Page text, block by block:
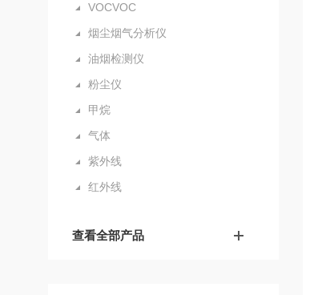
VOCVOC
烟尘烟气分析仪
油烟检测仪
粉尘仪
甲烷
气体
紫外线
红外线
查看全部产品